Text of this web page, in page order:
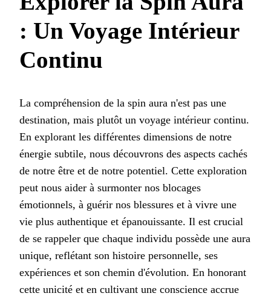
: Un Voyage Intérieur
Continu
La compréhension de la spin aura n'est pas une
destination, mais plutôt un voyage intérieur continu.
En explorant les différentes dimensions de notre
énergie subtile, nous découvrons des aspects cachés
de notre être et de notre potentiel. Cette exploration
peut nous aider à surmonter nos blocages
émotionnels, à guérir nos blessures et à vivre une
vie plus authentique et épanouissante. Il est crucial
de se rappeler que chaque individu possède une aura
unique, reflétant son histoire personnelle, ses
expériences et son chemin d'évolution. En honorant
cette unicité et en cultivant une conscience accrue